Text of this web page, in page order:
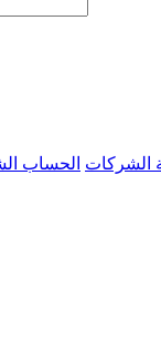
الشركات الحساب